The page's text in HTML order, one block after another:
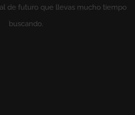
de futuro que llevas mucho tiempo
buscando.